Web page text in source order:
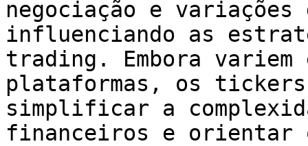
negociação e
influenciando as
trading. Embora
plataformas, os
simplificar a
financeiros e